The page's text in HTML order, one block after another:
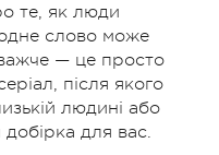
те, як люди
одне слово може
— це просто
після якого
людині або
для вас.